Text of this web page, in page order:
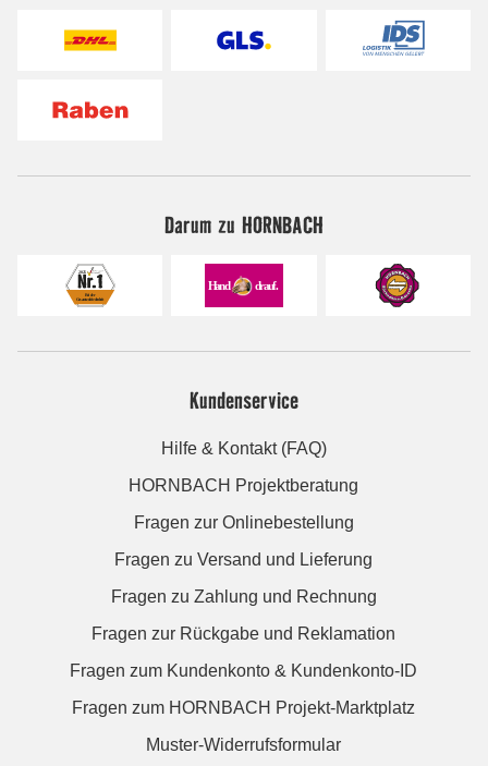
Darum zu HORNBACH
Kundenservice
Hilfe & Kontakt (FAQ)
HORNBACH Projektberatung
Fragen zur Onlinebestellung
Fragen zu Versand und Lieferung
Fragen zu Zahlung und Rechnung
Fragen zur Rückgabe und Reklamation
Fragen zum Kundenkonto & Kundenkonto-ID
Fragen zum HORNBACH Projekt-Marktplatz
Muster-Widerrufsformular